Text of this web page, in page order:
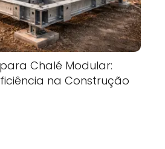
Chalé Modular:
na Construção